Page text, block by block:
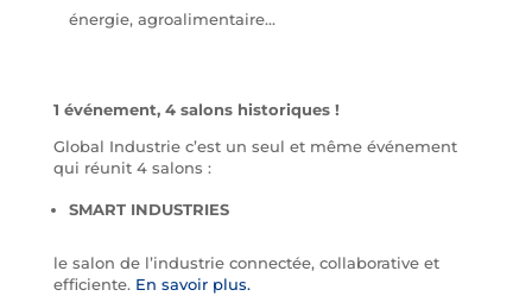
énergie, agroalimentaire…
1 événement, 4 salons historiques !
Global Industrie c’est un seul et même événement
qui réunit 4 salons :
SMART INDUSTRIES
le salon de l’industrie connectée, collaborative et
efficiente. En savoir plus.